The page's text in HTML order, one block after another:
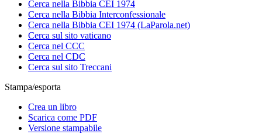
Cerca nella Bibbia CEI 1974
Cerca nella Bibbia Interconfessionale
Cerca nella Bibbia CEI 1974 (LaParola.net)
Cerca sul sito vaticano
Cerca nel CCC
Cerca nel CDC
Cerca sul sito Treccani
Stampa/esporta
Crea un libro
Scarica come PDF
Versione stampabile